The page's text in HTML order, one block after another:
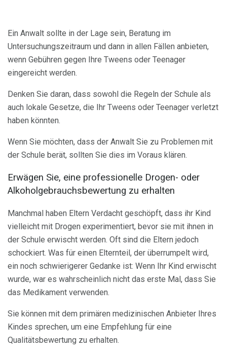
Ein Anwalt sollte in der Lage sein, Beratung im
Untersuchungszeitraum und dann in allen Fällen anbieten,
wenn Gebühren gegen Ihre Tweens oder Teenager
eingereicht werden.
Denken Sie daran, dass sowohl die Regeln der Schule als
auch lokale Gesetze, die Ihr Tweens oder Teenager verletzt
haben könnten.
Wenn Sie möchten, dass der Anwalt Sie zu Problemen mit
der Schule berät, sollten Sie dies im Voraus klären.
Erwägen Sie, eine professionelle Drogen- oder
Alkoholgebrauchsbewertung zu erhalten
Manchmal haben Eltern Verdacht geschöpft, dass ihr Kind
vielleicht mit Drogen experimentiert, bevor sie mit ihnen in
der Schule erwischt werden. Oft sind die Eltern jedoch
schockiert. Was für einen Elternteil, der überrumpelt wird,
ein noch schwierigerer Gedanke ist: Wenn Ihr Kind erwischt
wurde, war es wahrscheinlich nicht das erste Mal, dass Sie
das Medikament verwenden.
Sie können mit dem primären medizinischen Anbieter Ihres
Kindes sprechen, um eine Empfehlung für eine
Qualitätsbewertung zu erhalten.